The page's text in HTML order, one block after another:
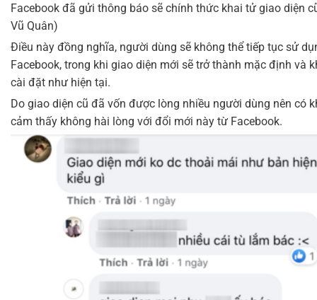
Facebook đã gửi thông báo sẽ chính thức khai tử giao diện
Vũ Quân)
Điều này đồng nghĩa, người dùng sẽ không thể tiếp tục sử
Facebook, trong khi giao diện mới sẽ trở thành mặc định và
cài đặt như hiện tại.
Do giao diện cũ đã vốn được lòng nhiều người dùng nên có
cảm thấy không hài lòng với đổi mới này từ Facebook.